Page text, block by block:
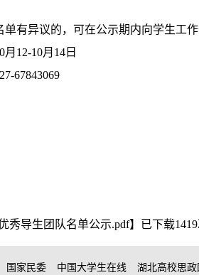
单有异议的，可在公示期内向学生工
月 12-10月 14日
67843069
秀导生团队名单公示.pdf】已下载1419
国家民委 中国大学生在线 湖北高校思政